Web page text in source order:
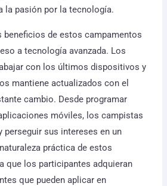
la pasión por la tecnología.
beneficios de estos campamentos
a tecnología avanzada. Los
con los últimos dispositivos y
mantiene actualizados con el
cambio. Desde programar
móviles, los campistas
perseguir sus intereses en un
práctica de estos
que los participantes adquieran
que pueden aplicar en